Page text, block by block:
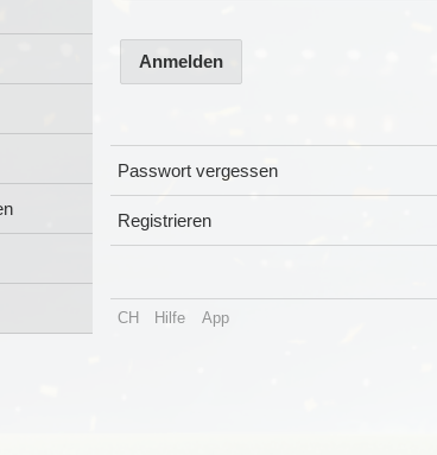
Anmelden
Passwort vergessen
Registrieren
CH Hilfe App